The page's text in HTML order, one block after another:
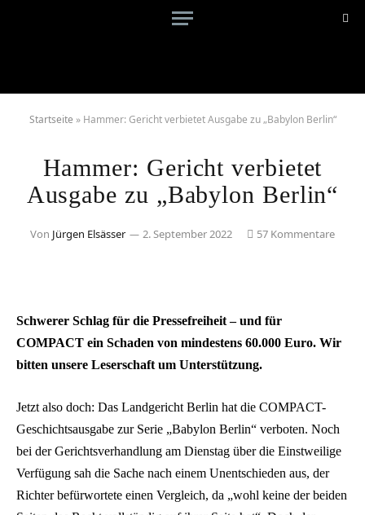
Startseite » Hammer: Gericht verbietet Ausgabe zu „Babylon Berlin“
Hammer: Gericht verbietet
Ausgabe zu „Babylon Berlin“
Von Jürgen Elsässer 2. September 2022 57 Kommentare
Schwerer Schlag für die Pressefreiheit – und für
COMPACT ein Schaden von mindestens 60.000 Euro. Wir
bitten unsere Leserschaft um Unterstützung.
Jetzt also doch: Das Landgericht Berlin hat die COMPACT-
Geschichtsausgabe zur Serie „Babylon Berlin“ verboten. Noch
bei der Gerichtsverhandlung am Dienstag über die Einstweilige
Verfügung sah die Sache nach einem Unentschieden aus, der
Richter befürwortete einen Vergleich, da „wohl keine der beiden